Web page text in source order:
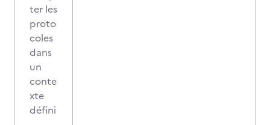
ter les
proto
coles
dans
un
conte
xte
défini